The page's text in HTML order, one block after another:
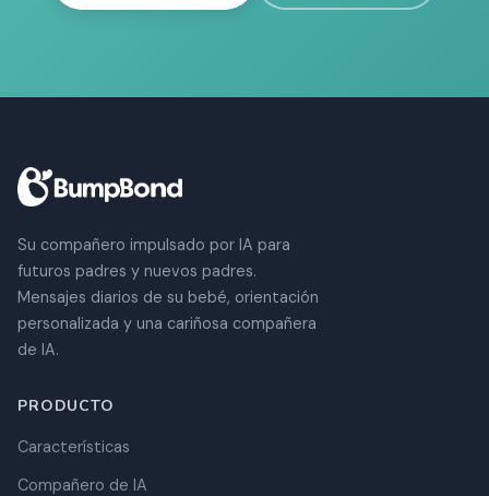
Su compañero impulsado por IA para
futuros padres y nuevos padres.
Mensajes diarios de su bebé, orientación
personalizada y una cariñosa compañera
de IA.
PRODUCTO
Características
Compañero de IA